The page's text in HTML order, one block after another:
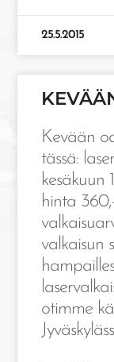
25.5.2015
Kevään
tässä:
kesäkuun
hinta
valkaisun
otimme